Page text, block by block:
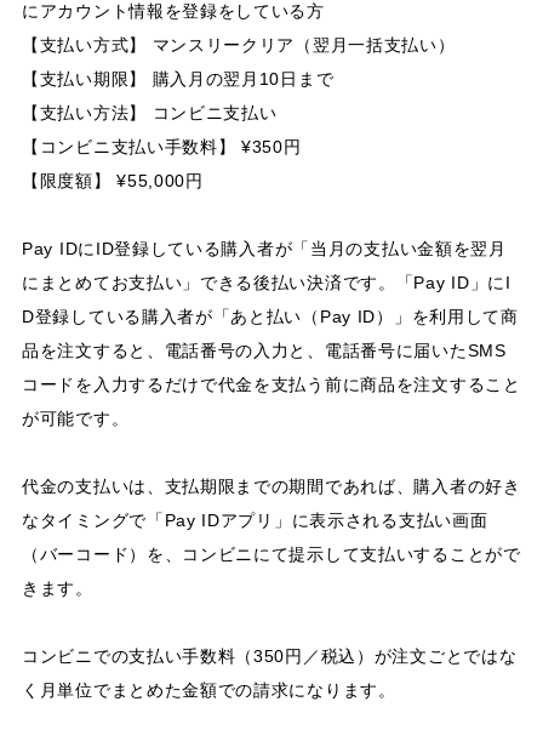
にアカウント情報を登録をしている方
【支払い方式】 マンスリークリア（翌月一括支払い）
【支払い期限】 購入月の翌月10日まで
【支払い方法】 コンビニ支払い
【コンビニ支払い手数料】 ¥350円
【限度額】 ¥55,000円
Pay IDにID登録している購入者が「当月の支払い金額を翌月
にまとめてお支払い」できる後払い決済です。「Pay ID」にI
D登録している購入者が「あと払い（Pay ID）」を利用して商
品を注文すると、電話番号の入力と、電話番号に届いたSMS
コードを入力するだけで代金を支払う前に商品を注文すること
が可能です。
代金の支払いは、支払期限までの期間であれば、購入者の好き
なタイミングで「Pay IDアプリ」に表示される支払い画面
（バーコード）を、コンビニにて提示して支払いすることがで
きます。
コンビニでの支払い手数料（350円／税込）が注文ごとではな
く月単位でまとめた金額での請求になります。